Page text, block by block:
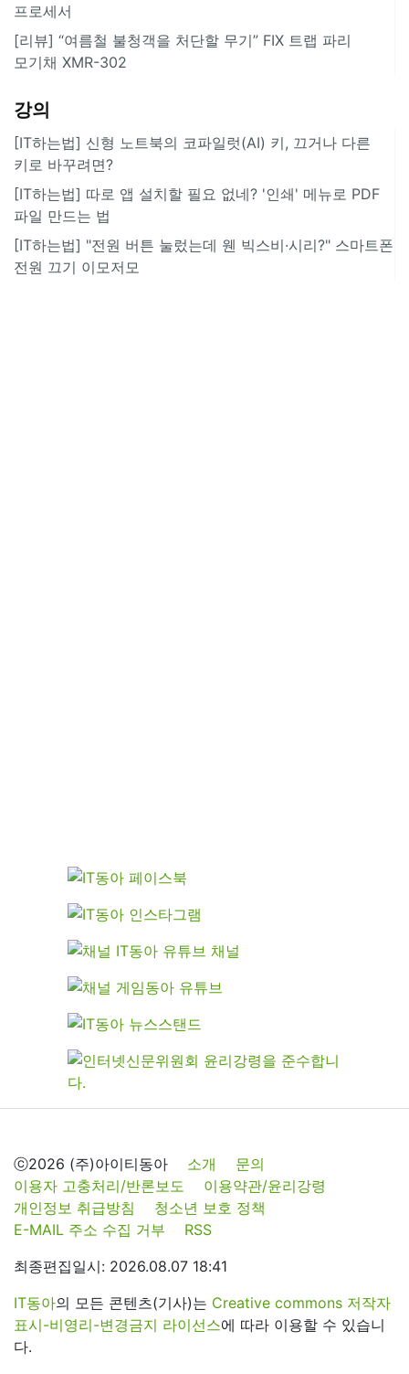
프로세서
[리뷰] “여름철 불청객을 처단할 무기” FIX 트랩 파리
모기채 XMR-302
강의
[IT하는법] 신형 노트북의 코파일럿(AI) 키, 끄거나 다른
키로 바꾸려면?
[IT하는법] 따로 앱 설치할 필요 없네? '인쇄' 메뉴로 PDF
파일 만드는 법
[IT하는법] "전원 버튼 눌렀는데 웬 빅스비·시리?" 스마트폰
전원 끄기 이모저모
ⓒ2026 (주)아이티동아 소개
문의
이용자 고충처리/반론보도
이용약관/윤리강령
개인정보 취급방침
청소년 보호 정책
E-MAIL 주소 수집 거부
RSS
최종편집일시: 2026.08.07 18:41
IT동아의 모든 콘텐츠(기사)는 Creative commons 저작자
표시-비영리-변경금지 라이선스에 따라 이용할 수 있습니
다.